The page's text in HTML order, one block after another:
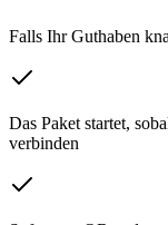
Falls Ihr Guthaben
Das Paket startet,
verbinden